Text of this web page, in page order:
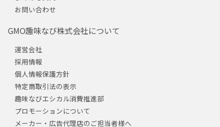
お問い合わせ
GMO趣味なび株式会社について
運営会社
採用情報
個人情報保護方針
特定商取引法の表示
趣味なびエシカル消費推進部
プロモーションについて
メーカー・広告代理店のご担当者様へ